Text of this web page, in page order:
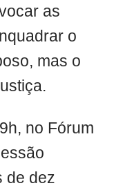
as
o
mas o
no Fórum
de dez